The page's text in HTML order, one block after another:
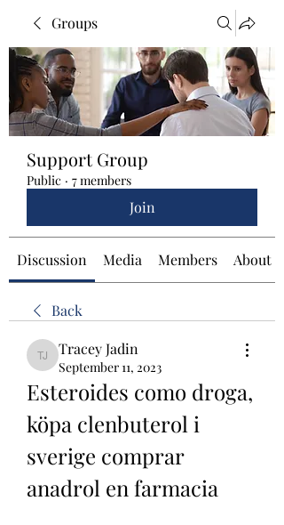
Groups
Support Group
Public · 7 members
Join
Discussion Media Members About
Back
Tracey Jadin
Tracey Jadin
September 11, 2023
Esteroides como droga,
köpa clenbuterol i
sverige comprar
anadrol en farmacia